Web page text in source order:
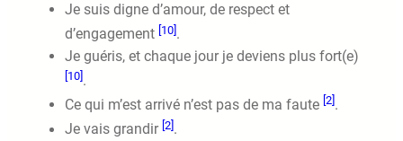
Je suis digne d’amour, de respect et
d’engagement [10].
Je guéris, et chaque jour je deviens plus fort(e)
[10] .
Ce qui m’est arrivé n’est pas de ma faute [2] .
Je vais grandir [2].